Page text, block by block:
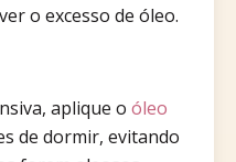
o excesso de óleo.
aplique o óleo
de dormir, evitando